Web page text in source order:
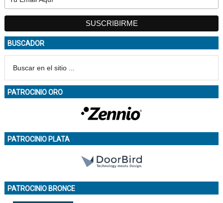
BUSCADOR
PATROCINIO ORO
PATROCINIO PLATA
PATROCINIO BRONCE